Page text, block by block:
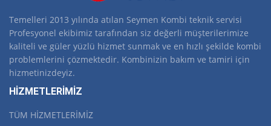
Temelleri 2013 yılında atılan Seymen Kombi teknik servisi
Profesyonel ekibimiz tarafından siz değerli müşterilerimize
kaliteli ve güler yüzlü hizmet sunmak ve en hızlı şekilde kombi
problemlerini çözmektedir. Kombinizin bakım ve tamiri için
hizmetinizdeyiz.
HİZMETLERİMİZ
TÜM HİZMETLERİMİZ